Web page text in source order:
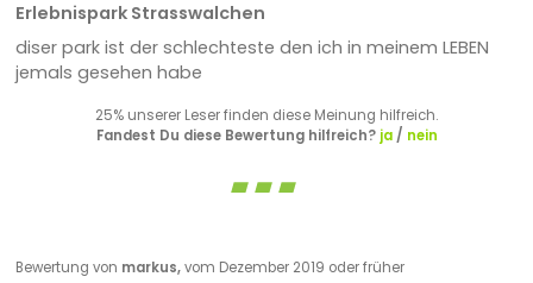
Erlebnispark Strasswalchen
diser park ist der schlechteste den ich in meinem LEBEN
jemals gesehen habe
25% unserer Leser finden diese Meinung hilfreich.
Fandest Du diese Bewertung hilfreich? ja/ nein
Bewertung von markus,vom Dezember 2019 oder früher